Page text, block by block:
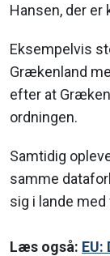
Hansen, der
Eksempelvis
Grækenland
efter at
ordningen.
Samtidig
samme
sig i lande
Læs også: